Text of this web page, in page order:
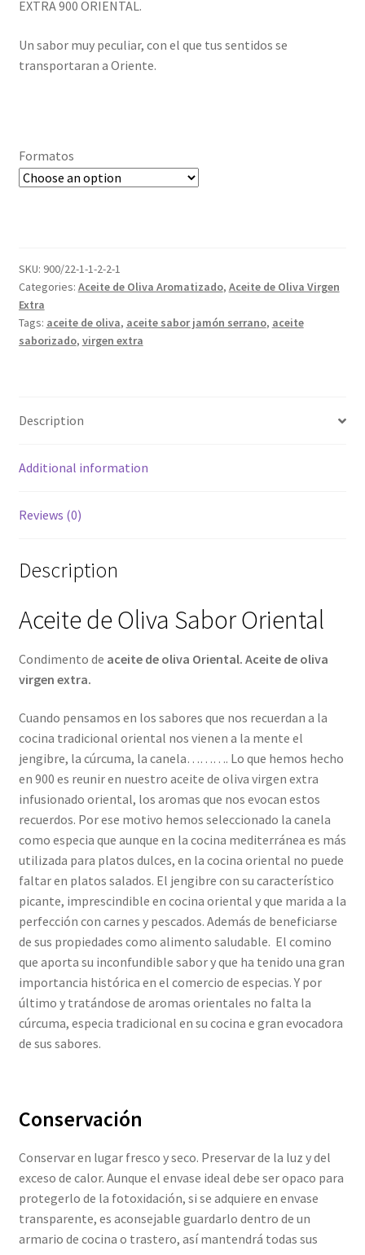
EXTRA 900 ORIENTAL.
Un sabor muy peculiar, con el que tus sentidos se
transportaran a Oriente.
Formatos
SKU: 900/22-1-1-2-2-1
Categories: Aceite de Oliva Aromatizado, Aceite de Oliva Virgen
Extra
Tags: aceite de oliva, aceite sabor jamón serrano, aceite
saborizado, virgen extra
Description
Additional information
Reviews (0)
Description
Aceite de Oliva Sabor Oriental
Condimento de aceite de oliva Oriental. Aceite de oliva
virgen extra.
Cuando pensamos en los sabores que nos recuerdan a la
cocina tradicional oriental nos vienen a la mente el
jengibre, la cúrcuma, la canela………. Lo que hemos hecho
en 900 es reunir en nuestro aceite de oliva virgen extra
infusionado oriental, los aromas que nos evocan estos
recuerdos. Por ese motivo hemos seleccionado la canela
como especia que aunque en la cocina mediterránea es más
utilizada para platos dulces, en la cocina oriental no puede
faltar en platos salados. El jengibre con su característico
picante, imprescindible en cocina oriental y que marida a la
perfección con carnes y pescados. Además de beneficiarse
de sus propiedades como alimento saludable. El comino
que aporta su inconfundible sabor y que ha tenido una gran
importancia histórica en el comercio de especias. Y por
último y tratándose de aromas orientales no falta la
cúrcuma, especia tradicional en su cocina e gran evocadora
de sus sabores.
Conservación
Conservar en lugar fresco y seco. Preservar de la luz y del
exceso de calor. Aunque el envase ideal debe ser opaco para
protegerlo de la fotoxidación, si se adquiere en envase
transparente, es aconsejable guardarlo dentro de un
armario de cocina o trastero, así mantendrá todas sus